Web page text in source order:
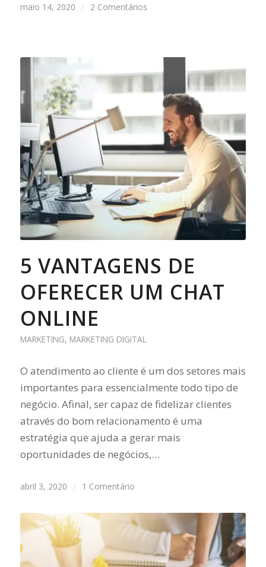
maio 14, 2020 / 2 Comentários
5 VANTAGENS DE
OFERECER UM CHAT
ONLINE
MARKETING, MARKETING DIGITAL
O atendimento ao cliente é um dos setores mais
importantes para essencialmente todo tipo de
negócio. Afinal, ser capaz de fidelizar clientes
através do bom relacionamento é uma
estratégia que ajuda a gerar mais
oportunidades de negócios,…
abril 3, 2020 / 1 Comentário